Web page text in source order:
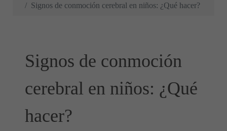
Signos de conmoción cerebral en niños: ¿Qué hacer?
Signos de conmoción
cerebral en niños: ¿Qué
hacer?